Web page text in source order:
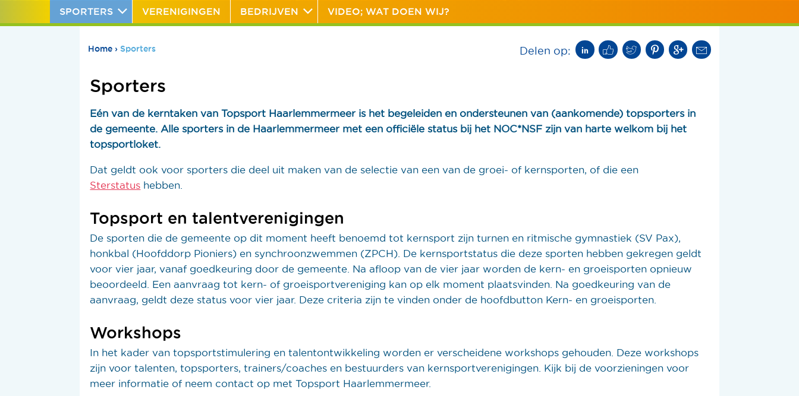
SPORTERS VERENIGINGEN BEDRIJVEN VIDEO; WAT DOEN WIJ?
Home › Sporters Delen op:
Sporters
Eén van de kerntaken van Topsport Haarlemmermeer is het begeleiden en ondersteunen van (aankomende) topsporters in
de gemeente. Alle sporters in de Haarlemmermeer met een officiële status bij het NOC*NSF zijn van harte welkom bij het
topsportloket.
Dat geldt ook voor sporters die deel uit maken van de selectie van een van de groei- of kernsporten, of die een
Sterstatus hebben.
Topsport en talentverenigingen
De sporten die de gemeente op dit moment heeft benoemd tot kernsport zijn turnen en ritmische gymnastiek (SV Pax),
honkbal (Hoofddorp Pioniers) en synchroonzwemmen (ZPCH). De kernsportstatus die deze sporten hebben gekregen geldt
voor vier jaar, vanaf goedkeuring door de gemeente. Na afloop van de vier jaar worden de kern- en groeisporten opnieuw
beoordeeld. Een aanvraag tot kern- of groeisportvereniging kan op elk moment plaatsvinden. Na goedkeuring van de
aanvraag, geldt deze status voor vier jaar. Deze criteria zijn te vinden onder de hoofdbutton Kern- en groeisporten.
Workshops
In het kader van topsportstimulering en talentontwikkeling worden er verscheidene workshops gehouden. Deze workshops
zijn voor talenten, topsporters, trainers/coaches en bestuurders van kernsportverenigingen. Kijk bij de voorzieningen voor
meer informatie of neem contact op met Topsport Haarlemmermeer.